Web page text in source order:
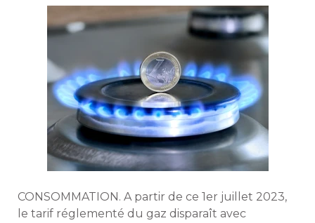
CONSOMMATION. A partir de ce 1er juillet 2023,
le tarif réglementé du gaz disparaît avec